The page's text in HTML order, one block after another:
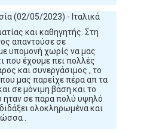
(02/05/2023) - Ιταλικά
και καθηγητής. Στη
απαντούσε σε
υπομονή χωρίς να μας
που έχουμε πει πολλές
και συνεργάσιμος , το
μας παρείχε πέρα απ τα
σε μόνιμη βάση και το
ηταν σε παρα πολύ υψηλό
ολοκληρωμένα και
.